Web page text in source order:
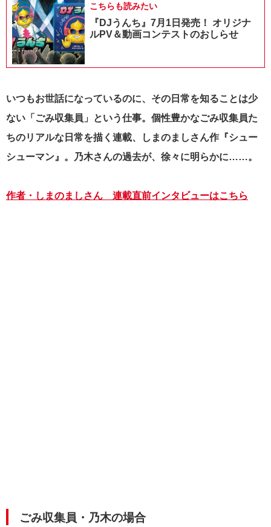
こちらも読みたい
『DJうんち』7月1日発売！ オリジナ
ルPV＆動画コンテストのおしらせ
いつもお世話になっているのに、その日常を知ることは少
ない「ごみ収集員」という仕事。個性豊かなごみ収集員た
ちのリアルな日常を描く連載、しまのましさん作『シュー
シューマン』。乃木さんの過去が、徐々に明らかに……。
作者・しまのましさん 連載直前インタビューはこちら
ごみ収集員・乃木の場合